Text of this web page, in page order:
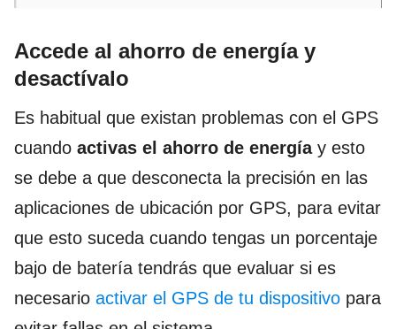
Accede al ahorro de energía y
desactívalo
Es habitual que existan problemas con el GPS
cuando activas el ahorro de energíay esto
se debe a que desconecta la precisión en las
aplicaciones de ubicación por GPS, para evitar
que esto suceda cuando tengas un porcentaje
bajo de batería tendrás que evaluar si es
necesario activar el GPS de tu dispositivo para